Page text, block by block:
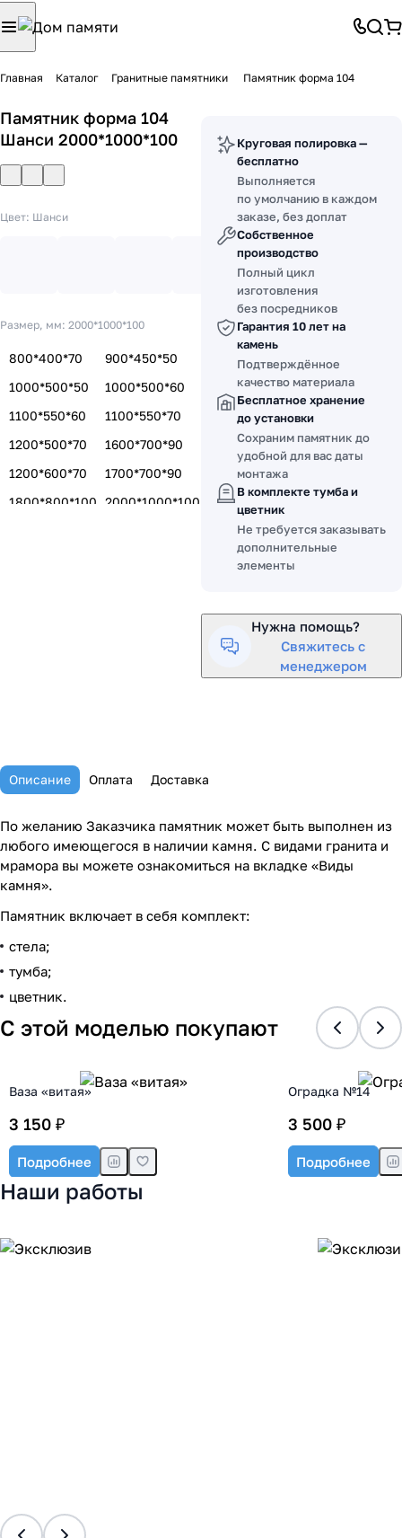
Главная Каталог Гранитные памятники Памятник форма 104
Памятник форма 104
Шанси 2000*1000*100
Цвет: Шанси
Размер, мм: 2000*1000*100
800*400*70
900*450*50
1000*500*50
1000*500*60
1100*550*60
1100*550*70
1200*500*70
1600*700*90
1200*600*70
1700*700*90
1800*800*100 2000*1000*100
Круговая полировка —
бесплатно
Выполняется
по умолчанию в каждом
заказе, без доплат
Собственное
производство
Полный цикл
изготовления
без посредников
Гарантия 10 лет на
камень
Подтверждённое
качество материала
Бесплатное хранение
до установки
Сохраним памятник до
удобной для вас даты
монтажа
В комплекте тумба и
цветник
Не требуется заказывать
дополнительные
элементы
Нужна помощь?
Свяжитесь с
менеджером
Описание Оплата Доставка
По желанию Заказчика памятник может быть выполнен из
любого имеющегося в наличии камня. С видами гранита и
мрамора вы можете ознакомиться на вкладке «Виды
камня».
Памятник включает в себя комплект:
стела;
тумба;
цветник.
С этой моделью покупают
Ваза «витая»
3 150 ₽
Подробнее
Оградка №14
3 500 ₽
Подробнее
Наши работы